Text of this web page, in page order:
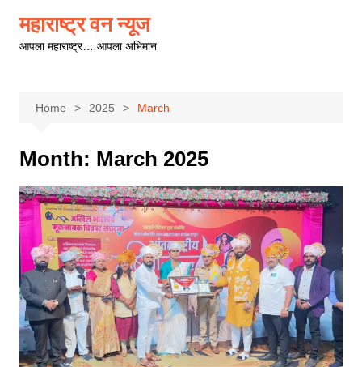
content
महाराष्ट्र वन न्यूज
आपला महाराष्ट्र… आपला अभिमान
Home 2025 March
Month: March 2025